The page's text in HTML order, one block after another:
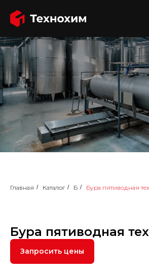
Главная / Каталог / Б / Бура пятиводная
Бура пятиводная
Запросить цены